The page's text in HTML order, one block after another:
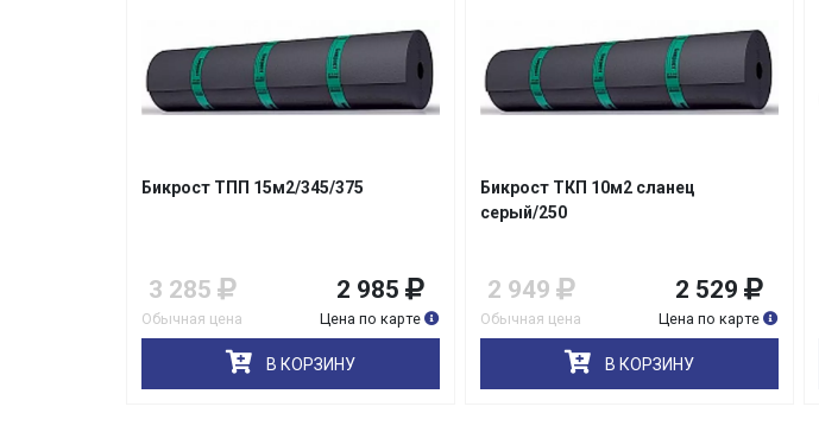
Бикрост ТПП 15м2/345/375
3 285
Обычная цена
2 985
Цена по карте
В КОРЗИНУ
Бикрост ТКП 10м2 сланец
серый/250
2 949
Обычная цена
2 529
Цена по карте
В КОРЗИНУ